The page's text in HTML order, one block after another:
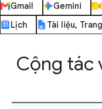
Gmail
Gemini
Lịch
Tài liệu,
Cộng tác